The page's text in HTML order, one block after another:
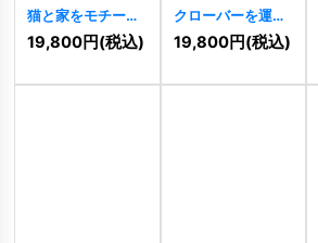
猫と家をモチーフ
にした温かみのあ
るロゴ [ 11395]
19,800円(税込)
クローバーを運ぶ
小鳥のかわいいロ
ゴ [ 11393 ]
19,800円(税込)